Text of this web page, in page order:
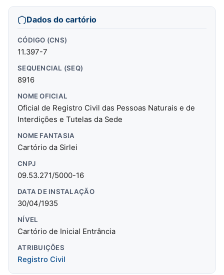
Dados do cartório
CÓDIGO (CNS)
11.397-7
SEQUENCIAL (SEQ)
8916
NOME OFICIAL
Oficial de Registro Civil das Pessoas Naturais e de
Interdições e Tutelas da Sede
NOME FANTASIA
Cartório da Sirlei
CNPJ
09.53.271/5000-16
DATA DE INSTALAÇÃO
30/04/1935
NÍVEL
Cartório de Inicial Entrância
ATRIBUIÇÕES
Registro Civil